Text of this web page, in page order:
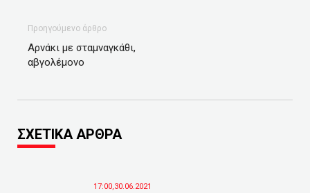
Προηγούμενο άρθρο
Αρνάκι με σταμναγκάθι,
αβγολέμονο
ΣΧΕΤΙΚΑ ΑΡΘΡΑ
17:00,30.06.2021